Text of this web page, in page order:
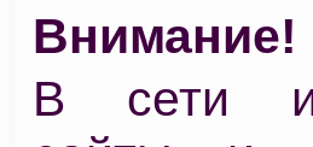
Внимание!
В сети